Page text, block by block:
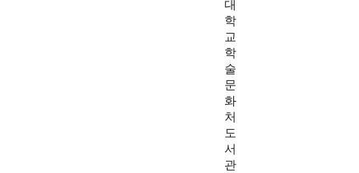
대
학
교
학
술
문
화
처
도
서
관